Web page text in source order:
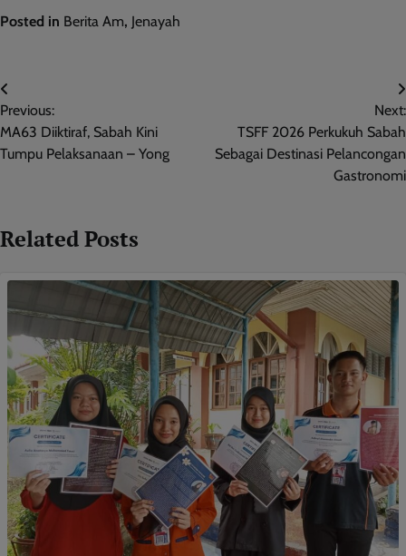
Posted in Berita Am, Jenayah
Post
navigation
Previous:
MA63 Diiktiraf, Sabah Kini
Tumpu Pelaksanaan – Yong
Next:
TSFF 2026 Perkukuh Sabah
Sebagai Destinasi Pelancongan
Gastronomi
Related Posts